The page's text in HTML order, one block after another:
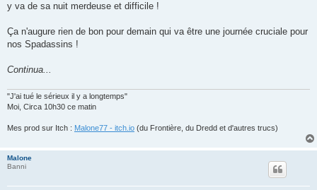
y va de sa nuit merdeuse et difficile !
Ça n'augure rien de bon pour demain qui va être une journée cruciale pour
nos Spadassins !
Continua...
"J'ai tué le sérieux il y a longtemps"
Moi, Circa 10h30 ce matin
Mes prod sur Itch : Malone77 - itch.io (du Frontière, du Dredd et d'autres trucs)
Malone
Banni